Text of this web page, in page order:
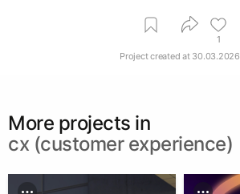
1
Project created at 30.03.2026
More projects in
cx (customer experience)